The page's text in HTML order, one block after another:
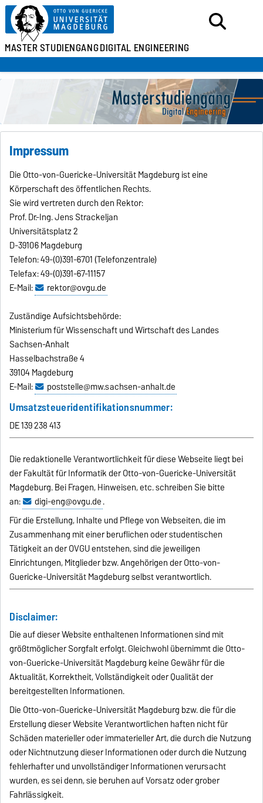
MASTERSTUDIENGANGDIGITAL ENGINEERING
Impressum
Die Otto-von-Guericke-Universität Magdeburg ist eine
Körperschaft des öffentlichen Rechts.
Sie wird vertreten durch den Rektor:
Prof. Dr.-Ing. Jens Strackeljan
Universitätsplatz 2
D-39106 Magdeburg
Telefon: 49-(0)391-6701 (Telefonzentrale)
Telefax: 49-(0)391-67-11157
E-Mail:
rektor@ovgu.de
Zuständige Aufsichtsbehörde:
Ministerium für Wissenschaft und Wirtschaft des Landes
Sachsen-Anhalt
Hasselbachstraße 4
39104 Magdeburg
E-Mail:
poststelle@mw.sachsen-anhalt.de
Umsatzsteueridentifikationsnummer:
DE 139 238 413
Die redaktionelle Verantwortlichkeit für diese Webseite liegt bei
der Fakultät für Informatik der Otto-von-Guericke-Universität
Magdeburg. Bei Fragen, Hinweisen, etc. schreiben Sie bitte
an:
digi-eng@ovgu.de.
Für die Erstellung, Inhalte und Pflege von Webseiten, die im
Zusammenhang mit einer beruflichen oder studentischen
Tätigkeit an der OVGU entstehen, sind die jeweiligen
Einrichtungen, Mitglieder bzw. Angehörigen der Otto-von-
Guericke-Universität Magdeburg selbst verantwortlich.
Disclaimer:
Die auf dieser Website enthaltenen Informationen sind mit
größtmöglicher Sorgfalt erfolgt. Gleichwohl übernimmt die Otto-
von-Guericke-Universität Magdeburg keine Gewähr für die
Aktualität, Korrektheit, Vollständigkeit oder Qualität der
bereitgestellten Informationen.
Die Otto-von-Guericke-Universität Magdeburg bzw. die für die
Erstellung dieser Website Verantwortlichen haften nicht für
Schäden materieller oder immaterieller Art, die durch die Nutzung
oder Nichtnutzung dieser Informationen oder durch die Nutzung
fehlerhafter und unvollständiger Informationen verursacht
wurden, es sei denn, sie beruhen auf Vorsatz oder grober
Fahrlässigkeit.